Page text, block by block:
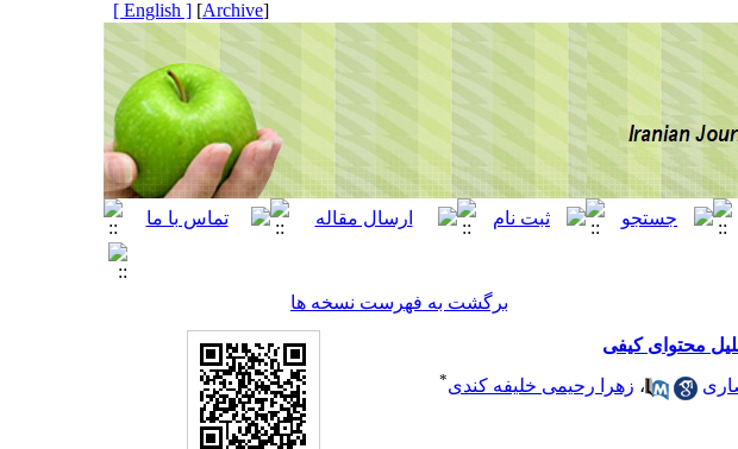
[
Archive
]
[ English ]
برگشت به فهرست نسخه ها
محتوای کیفی
، زهرا رحیمی خلیفه کندی*